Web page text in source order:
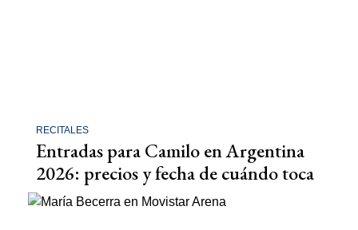
RECITALES
Entradas para Camilo en Argentina
2026: precios y fecha de cuándo toca